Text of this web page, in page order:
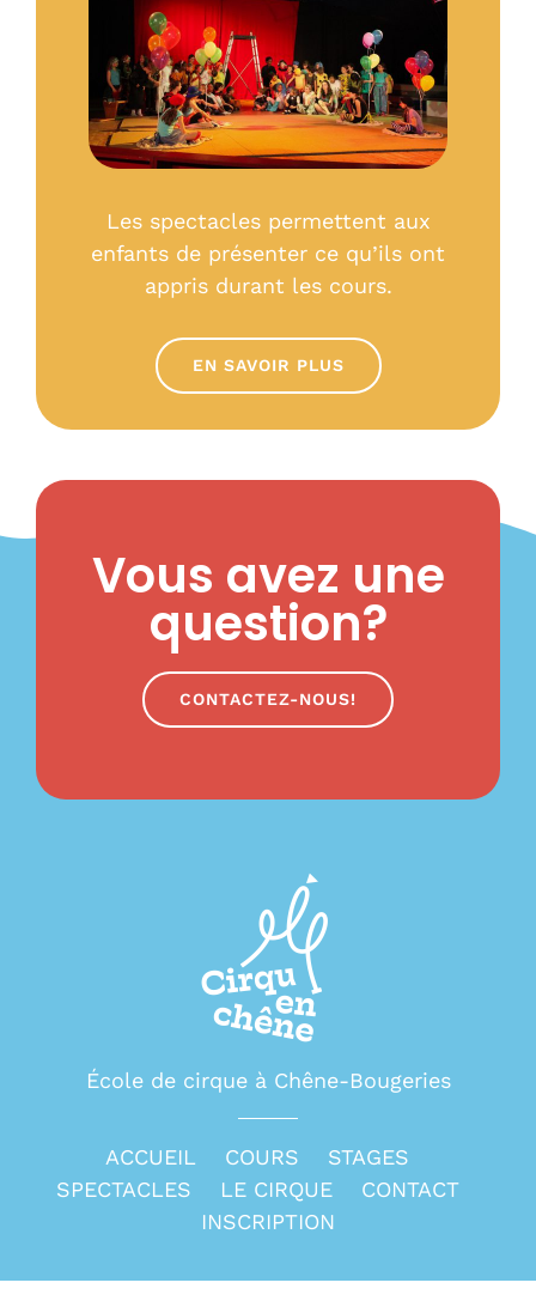
Les spectacles permettent aux
enfants de présenter ce qu’ils ont
appris durant les cours.
EN SAVOIR PLUS
Vous avez une
question?
CONTACTEZ-NOUS!
École de cirque à Chêne-Bougeries
ACCUEIL COURS
STAGES
SPECTACLES
LE CIRQUE
CONTACT
INSCRIPTION